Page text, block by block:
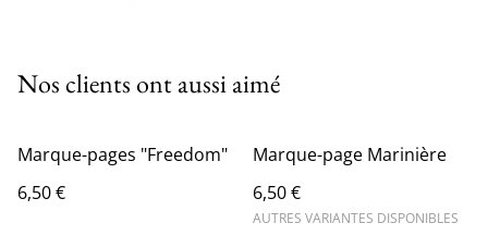
Nos clients ont aussi aimé
Marque-pages "Freedom"
6,50 €
Marque-page Marinière
6,50 €
AUTRES VARIANTES DISPONIBLES